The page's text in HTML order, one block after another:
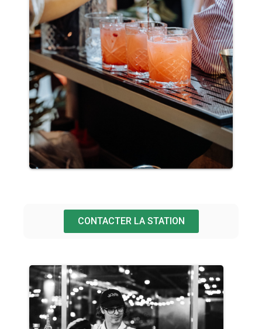
CONTACTER LA STATION